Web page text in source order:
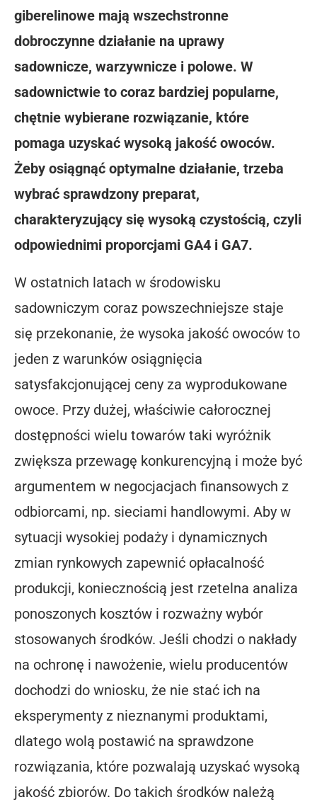
giberelinowe mają wszechstronne
dobroczynne działanie na uprawy
sadownicze, warzywnicze i polowe. W
sadownictwie to coraz bardziej popularne,
chętnie wybierane rozwiązanie, które
pomaga uzyskać wysoką jakość owoców.
Żeby osiągnąć optymalne działanie, trzeba
wybrać sprawdzony preparat,
charakteryzujący się wysoką czystością, czyli
odpowiednimi proporcjami GA4 i GA7.
W ostatnich latach w środowisku
sadowniczym coraz powszechniejsze staje
się przekonanie, że wysoka jakość owoców to
jeden z warunków osiągnięcia
satysfakcjonującej ceny za wyprodukowane
owoce. Przy dużej, właściwie całorocznej
dostępności wielu towarów taki wyróżnik
zwiększa przewagę konkurencyjną i może być
argumentem w negocjacjach finansowych z
odbiorcami, np. sieciami handlowymi. Aby w
sytuacji wysokiej podaży i dynamicznych
zmian rynkowych zapewnić opłacalność
produkcji, koniecznością jest rzetelna analiza
ponoszonych kosztów i rozważny wybór
stosowanych środków. Jeśli chodzi o nakłady
na ochronę i nawożenie, wielu producentów
dochodzi do wniosku, że nie stać ich na
eksperymenty z nieznanymi produktami,
dlatego wolą postawić na sprawdzone
rozwiązania, które pozwalają uzyskać wysoką
jakość zbiorów. Do takich środków należą